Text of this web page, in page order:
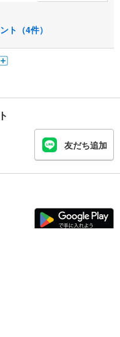
ト（4件）
友だち追加